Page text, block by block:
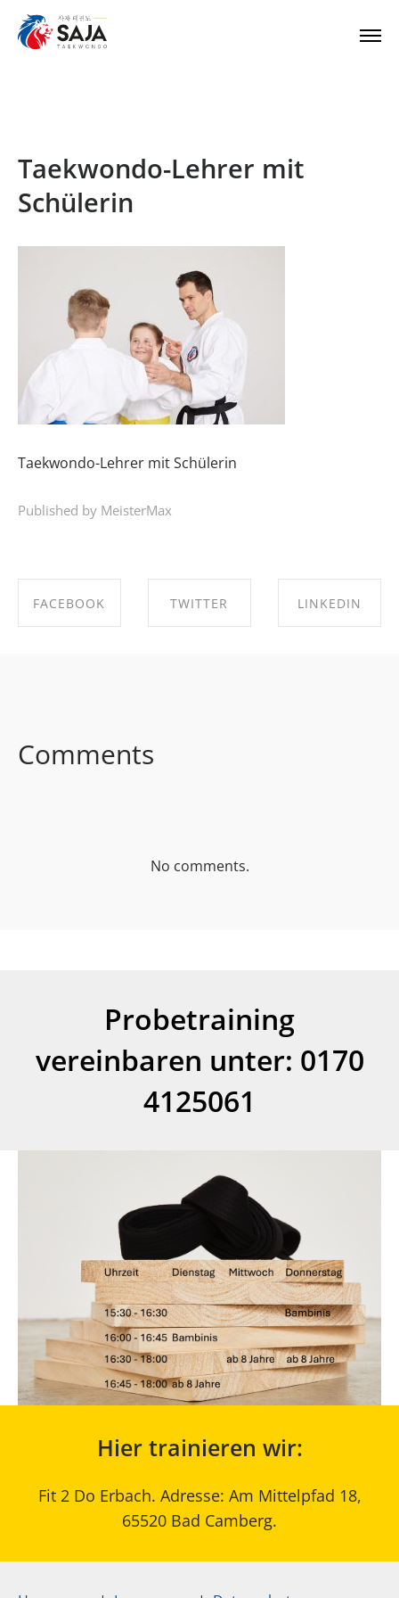
Taekwondo-Lehrer mit
Schülerin
Taekwondo-Lehrer mit Schülerin
Published by MeisterMax
FACEBOOK TWITTER LINKEDIN
Comments
No comments.
Probetraining
vereinbaren unter: 0170
4125061
Hier trainieren wir:
Fit 2 Do Erbach. Adresse: Am Mittelpfad 18,
65520 Bad Camberg.